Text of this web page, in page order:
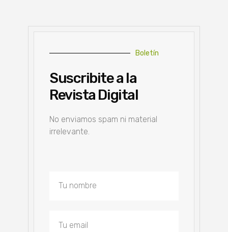
Boletín
Suscribite a la
Revista Digital
No enviamos spam ni material
irrelevante.